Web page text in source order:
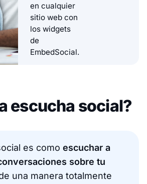
en cualquier
sitio web con
los widgets
de
EmbedSocial.
escucha social?
es como escuchar a
sobre tu
una manera totalmente